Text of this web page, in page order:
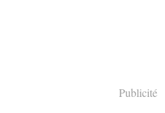
Publicité